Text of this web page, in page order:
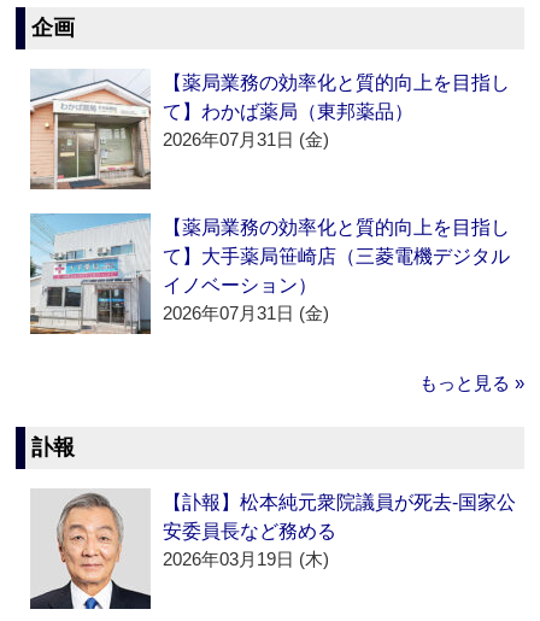
企画
【薬局業務の効率化と質的向上を目指し
て】わかば薬局（東邦薬品）
2026年07月31日 (金)
【薬局業務の効率化と質的向上を目指し
て】大手薬局笹崎店（三菱電機デジタル
イノベーション）
2026年07月31日 (金)
もっと見る »
訃報
【訃報】松本純元衆院議員が死去‐国家公
安委員長など務める
2026年03月19日 (木)